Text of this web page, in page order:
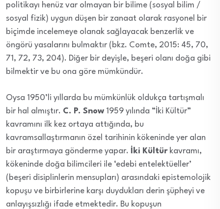
politikayı henüz var olmayan bir bilime (sosyal bilim /
sosyal fizik) uygun düşen bir zanaat olarak rasyonel bir
biçimde incelemeye olanak sağlayacak benzerlik ve
öngörü yasalarını bulmaktır (bkz. Comte, 2015: 45, 70,
71, 72, 73, 204). Diğer bir deyişle, beşeri olanı doğa gibi
bilmektir ve bu ona göre mümkündür.
Oysa 1950’li yıllarda bu mümkünlük oldukça tartışmalı
bir hal almıştır. C. P. Snow 1959 yılında “İki Kültür”
kavramını ilk kez ortaya attığında, bu
kavramsallaştırmanın özel tarihinin kökeninde yer alan
bir araştırmaya gönderme yapar.
İki Kültürkavramı,
kökeninde doğa bilimcileri ile ‘edebi entelektüeller’
(beşeri disiplinlerin mensupları) arasındaki epistemolojik
kopuşu ve birbirlerine karşı duydukları derin şüpheyi ve
anlayışsızlığı ifade etmektedir. Bu kopuşun